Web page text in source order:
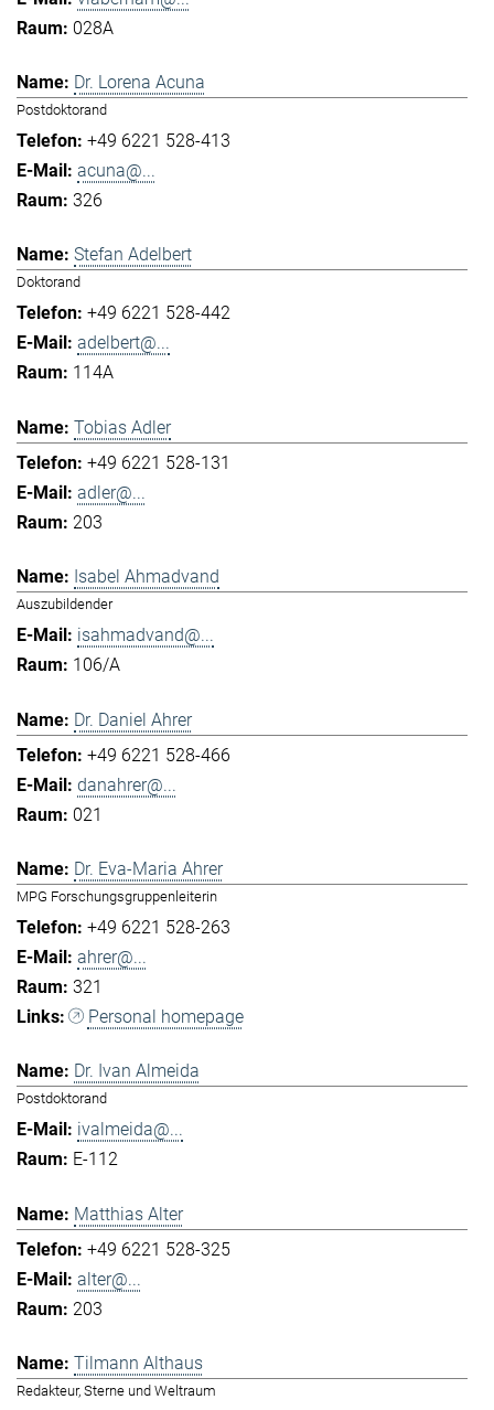
028A
Dr. Lorena Acuna
Postdoktorand
+49 6221 528-413
acuna@...
326
Stefan Adelbert
Doktorand
+49 6221 528-442
adelbert@...
114A
Tobias Adler
+49 6221 528-131
adler@...
203
Isabel Ahmadvand
Auszubildender
isahmadvand@...
106/A
Dr. Daniel Ahrer
+49 6221 528-466
danahrer@...
021
Dr. Eva-Maria Ahrer
MPG Forschungsgruppenleiterin
+49 6221 528-263
ahrer@...
321
Personal homepage
Dr. Ivan Almeida
Postdoktorand
ivalmeida@...
E-112
Matthias Alter
+49 6221 528-325
alter@...
203
Tilmann Althaus
Redakteur, Sterne und Weltraum